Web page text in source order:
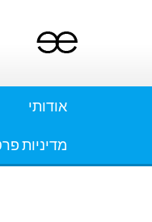
אודותי
מדיניות